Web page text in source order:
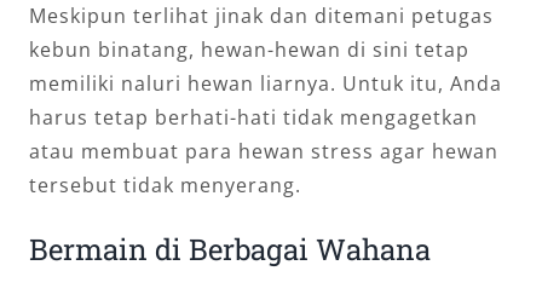
Meskipun terlihat jinak dan ditemani petugas
kebun binatang, hewan-hewan di sini tetap
memiliki naluri hewan liarnya. Untuk itu, Anda
harus tetap berhati-hati tidak mengagetkan
atau membuat para hewan stress agar hewan
tersebut tidak menyerang.
Bermain di Berbagai Wahana